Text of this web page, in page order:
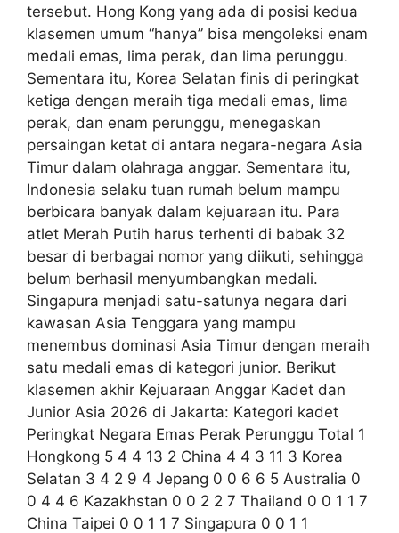
tersebut. Hong Kong yang ada di posisi kedua
klasemen umum “hanya” bisa mengoleksi enam
medali emas, lima perak, dan lima perunggu.
Sementara itu, Korea Selatan finis di peringkat
ketiga dengan meraih tiga medali emas, lima
perak, dan enam perunggu, menegaskan
persaingan ketat di antara negara-negara Asia
Timur dalam olahraga anggar. Sementara itu,
Indonesia selaku tuan rumah belum mampu
berbicara banyak dalam kejuaraan itu. Para
atlet Merah Putih harus terhenti di babak 32
besar di berbagai nomor yang diikuti, sehingga
belum berhasil menyumbangkan medali.
Singapura menjadi satu-satunya negara dari
kawasan Asia Tenggara yang mampu
menembus dominasi Asia Timur dengan meraih
satu medali emas di kategori junior. Berikut
klasemen akhir Kejuaraan Anggar Kadet dan
Junior Asia 2026 di Jakarta: Kategori kadet
Peringkat Negara Emas Perak Perunggu Total 1
Hongkong 5 4 4 13 2 China 4 4 3 11 3 Korea
Selatan 3 4 2 9 4 Jepang 0 0 6 6 5 Australia 0
0 4 4 6 Kazakhstan 0 0 2 2 7 Thailand 0 0 1 1 7
China Taipei 0 0 1 1 7 Singapura 0 0 1 1